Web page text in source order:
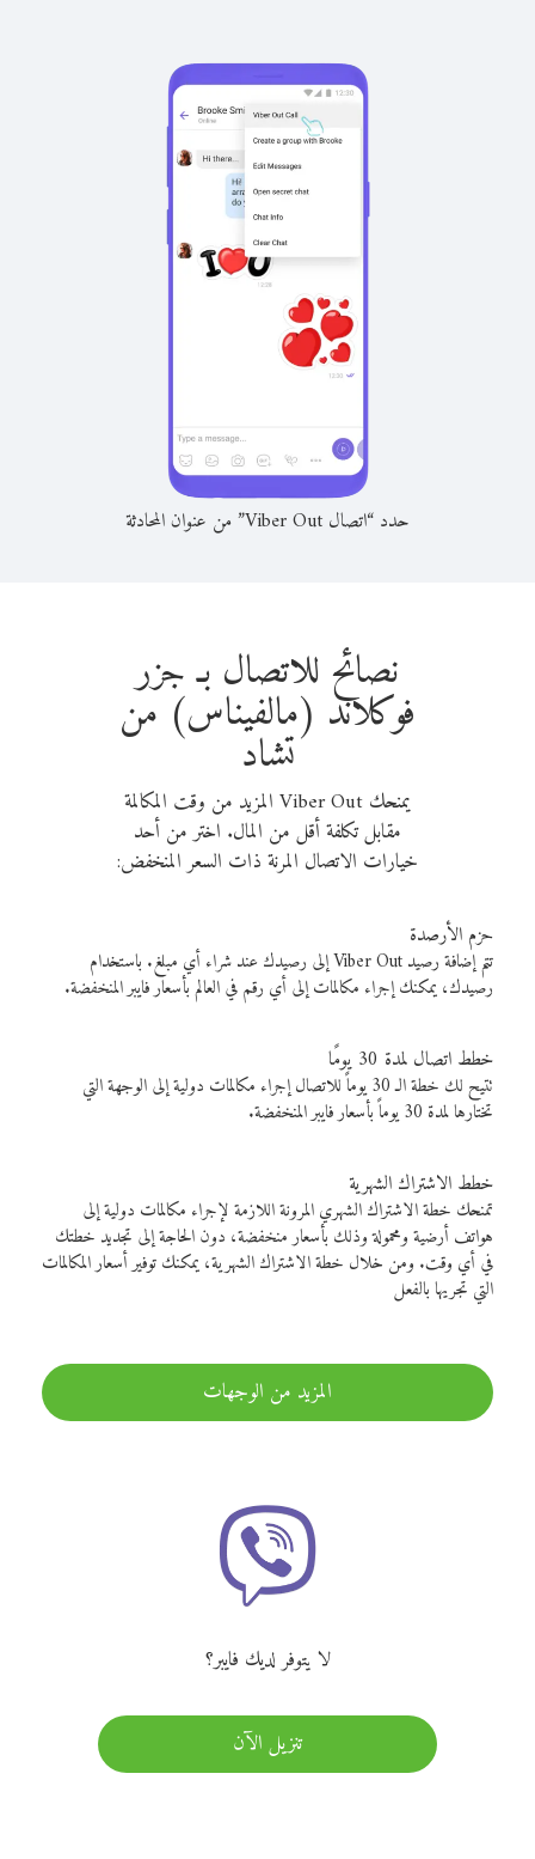
حدد “اتصال Viber Out” من عنوان المحادثة
نصائح للاتصال بـ جزر
فوكلاند (مالفيناس) من
تشاد
يمنحك Viber Out المزيد من وقت المكالمة
مقابل تكلفة أقل من المال. اختر من أحد
خيارات الاتصال المرنة ذات السعر المنخفض:
حزم الأرصدة
تتم إضافة رصيد Viber Out إلى رصيدك عند شراء أي مبلغ. باستخدام
رصيدك، يمكنك إجراء مكالمات إلى أي رقم في العالم بأسعار فايبر المنخفضة.
خطط اتصال لمدة 30 يومًا
تتيح لك خطة الـ 30 يوماً للاتصال إجراء مكالمات دولية إلى الوجهة التي
تختارها لمدة 30 يوماً بأسعار فايبر المنخفضة.
خطط الاشتراك الشهرية
تمنحك خطة الاشتراك الشهري المرونة اللازمة لإجراء مكالمات دولية إلى
هواتف أرضية ومحمولة وذلك بأسعار منخفضة، دون الحاجة إلى تجديد خطتك
في أي وقت. ومن خلال خطة الاشتراك الشهرية، يمكنك توفير أسعار المكالمات
التي تجريها بالفعل
المزيد من الوجهات
لا يتوفر لديك فايبر؟
تنزيل الآن